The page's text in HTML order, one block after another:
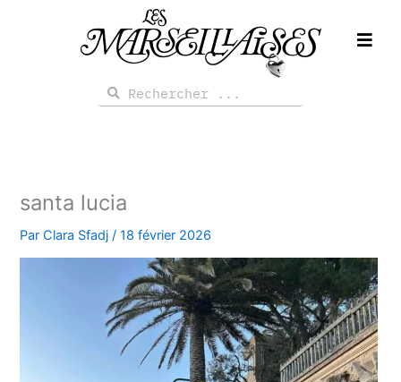
Rechercher
Rechercher
santa lucia
ParClara Sfadj /18 février 2026